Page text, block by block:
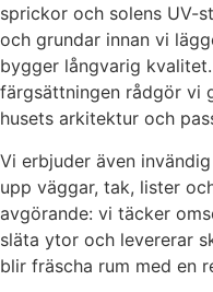
sprickor och solens UV-
och grundar innan vi
bygger långvarig
färgsättningen rådgör vi
husets arkitektur och
Vi erbjuder även
upp väggar, tak, lister
avgörande: vi täcker
släta ytor och levererar
blir fräscha rum med en